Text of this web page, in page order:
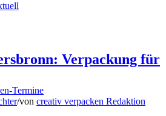
Termine
Verpackung für
/von creativ verpacken Redaktion